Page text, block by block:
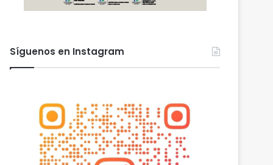
Síguenos en Instagram